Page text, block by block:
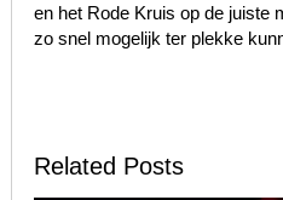
en het Rode Kruis op de juiste
zo snel mogelijk ter plekke
Related Posts